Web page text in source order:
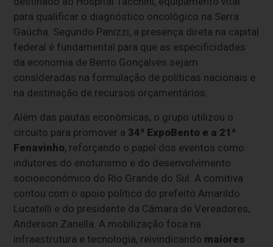
para qualificar o diagnóstico oncológico na Serra
Gaúcha. Segundo Panizzi, a presença direta na capital
federal é fundamental para que as especificidades
da economia de Bento Gonçalves sejam
consideradas na formulação de políticas nacionais e
na destinação de recursos orçamentários.
Além das pautas econômicas, o grupo utilizou o
circuito para promover a 34ª ExpoBento e a 21ª
Fenavinho, reforçando o papel dos eventos como
indutores do enoturismo e do desenvolvimento
socioeconômico do Rio Grande do Sul. A comitiva
contou com o apoio político do prefeito Amarildo
Lucatelli e do presidente da Câmara de Vereadores,
Anderson Zanella. A mobilização foca na
infraestrutura e tecnologia, reivindicando maiores